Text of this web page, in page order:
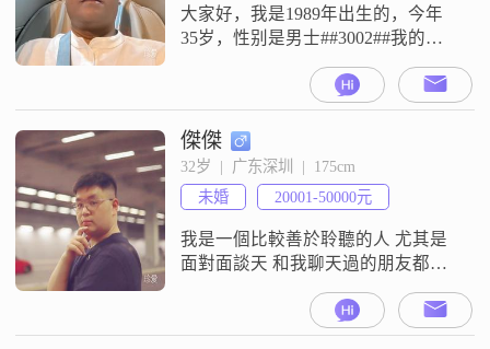
自信果断
大家好，我是1989年出生的，今年
35岁，性别是男士##3002##我的身
高是173cm##3002##我的学历是大学
本科##3002##我现在的工作地是在
深圳，月收入在12001元到20000元
这个区间##3002##我是一个性格比
较成熟稳重的人，平时做事也比较
真诚可靠##3002##在与人相处或者
处理事情的时候，我
傑傑
32岁  |  广东深圳  |  175cm
未婚
20001-50000元
我是一個比較善於聆聽的人 尤其是
面對面談天 和我聊天過的朋友都讚
忙 不過最好的是上下班都準時 不會
加班休息的時候喜歡在家看書和玩